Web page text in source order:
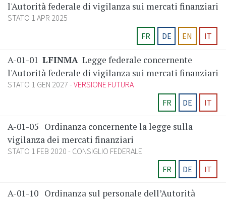
l'Autorità federale di vigilanza sui mercati finanziari
STATO 1 APR 2025
FR
DE EN IT
A-01-01 LFINMA Legge federale concernente
l'Autorità federale di vigilanza sui mercati finanziari
STATO 1 GEN 2027 VERSIONE FUTURA
FR
DE IT
A-01-05 Ordinanza concernente la legge sulla
vigilanza dei mercati finanziari
STATO 1 FEB 2020
CONSIGLIO FEDERALE
FR
DE IT
A-01-10 Ordinanza sul personale dell’Autorità